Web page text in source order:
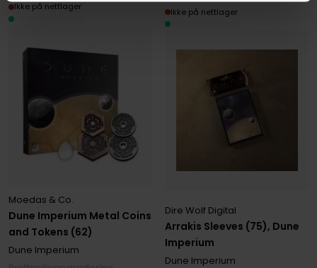
Dune Imperium Metal Coins
and Tokens (62)
Moedas & Co.
Dune Imperium
Ikke på nettlager
Arrakis Sleeves (75), Dune
Imperium
Dire Wolf Digital
Dune Imperium
Ikke på nettlager